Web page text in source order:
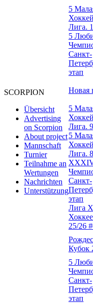
SCORPION
Übersicht
Advertising
on Scorpion
About project
Mannschaft
Turnier
Teilnahme an
Wertungen
Nachrichten
Unterstützung
5
Лига.
5
Санкт-
этап
Новая
5
Лига.
5
Лига.
Санкт-
этап
Лига
25/26
Кубок
5
Санкт-
этап